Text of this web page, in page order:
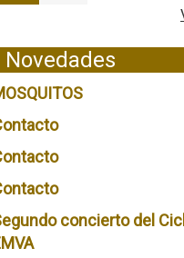
Novedades
concierto del